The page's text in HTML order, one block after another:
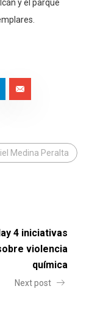
y el parque
Medina Peralta
4 iniciativas
violencia
química
Next post